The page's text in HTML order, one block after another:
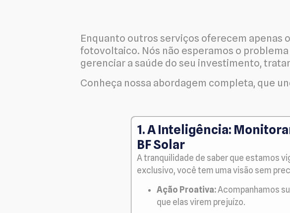
Enquanto outros serviços oferecem apenas
fotovoltaico. Nós não esperamos o
gerenciar a saúde do seu investimento,
Conheça nossa abordagem completa, que
1. A Inteligência:
BF Solar
A tranquilidade de saber que estamos
exclusivo, você tem uma visão sem
Ação Proativa:Acompanhamos
que elas virem prejuízo.